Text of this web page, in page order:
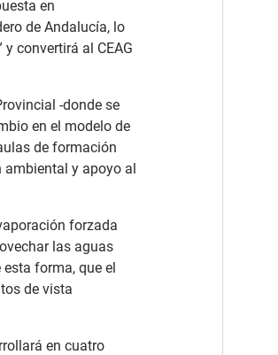
en
de Andalucía, lo
convertirá al CEAG
-donde se
en el modelo de
de formación
ambiental y apoyo al
forzada
las aguas
forma, que el
de vista
en cuatro